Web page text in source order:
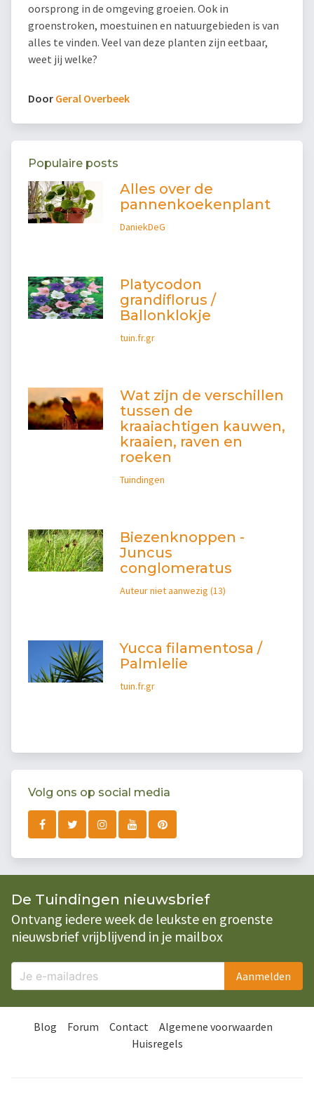
oorsprong in de omgeving groeien. Ook in
groenstroken, moestuinen en natuurgebieden is van
alles te vinden. Veel van deze planten zijn eetbaar,
weet jij welke?
Door Geral Overbeek
Populaire posts
Alles over de
pannenkoekenplant
DaniekDeG
Platycodon
grandiflorus /
Ballonklokje
tuin.fr.gr
Wat zijn de verschillen
tussen de
kraaiachtigen kauwen,
kraaien, raven en
roeken
Tuindingen
Biezenknoppen -
Juncus
conglomeratus
Auteur niet aanwezig (13)
Yucca filamentosa /
Palmlelie
tuin.fr.gr
Volg ons op social media
De Tuindingen nieuwsbrief
Ontvang iedere week de leukste en groenste
nieuwsbrief vrijblijvend in je mailbox
Aanmelden
Blog Forum Contact
Algemene voorwaarden
Huisregels